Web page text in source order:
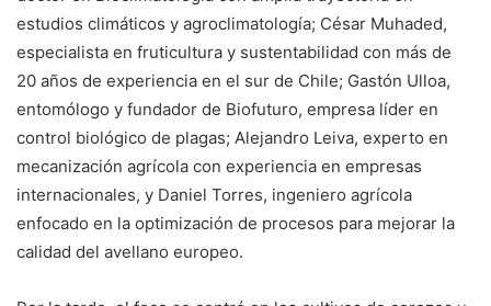
estudios climáticos y agroclimatología; César Muhaded,
especialista en fruticultura y sustentabilidad con más de
20 años de experiencia en el sur de Chile; Gastón Ulloa,
entomólogo y fundador de Biofuturo, empresa líder en
control biológico de plagas; Alejandro Leiva, experto en
mecanización agrícola con experiencia en empresas
internacionales, y Daniel Torres, ingeniero agrícola
enfocado en la optimización de procesos para mejorar la
calidad del avellano europeo.